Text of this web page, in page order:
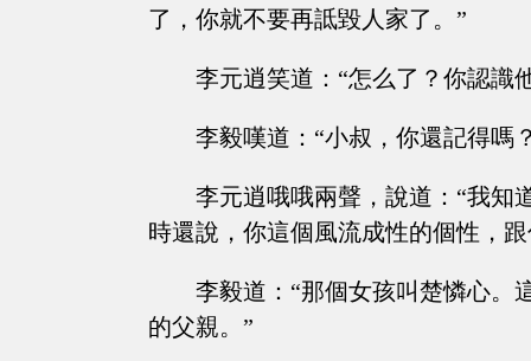
了，你就不要再詆毀人家了。”
李元逍笑道：“怎么了？你認識
李毅嘆道：“小叔，你還記得嗎
李元逍哦哦兩聲，說道：“我知
時還說，你這個風流成性的個性，
李毅道：“那個女孩叫楚憐心。
的父親。”